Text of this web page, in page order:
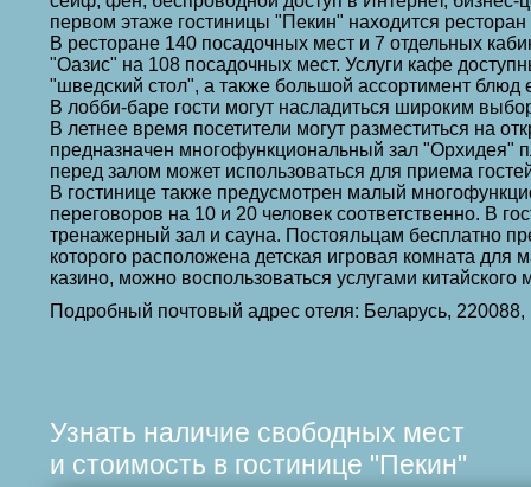
первом этаже гостиницы "Пекин" находится
В ресторане 140 посадочных мест и 7 отдельных
"Оазис" на 108 посадочных мест. Услуги кафе
"шведский стол", а также большой ассортимент блюд
В лобби-баре гости могут насладиться широким
В летнее время посетители могут разместиться на
предназначен многофункциональный зал
перед залом может использоваться для приема
В гостинице также предусмотрен малый
переговоров на 10 и 20 человек соответственно. В
тренажерный зал и сауна. Постояльцам бесплатно
которого расположена детская игровая комната для
казино, можно воспользоваться услугами китайского
Подробный почтовый адрес отеля: Беларусь, 220088,
Узнать наличие свободных мест
и стоимость в гостинице "Пекин"